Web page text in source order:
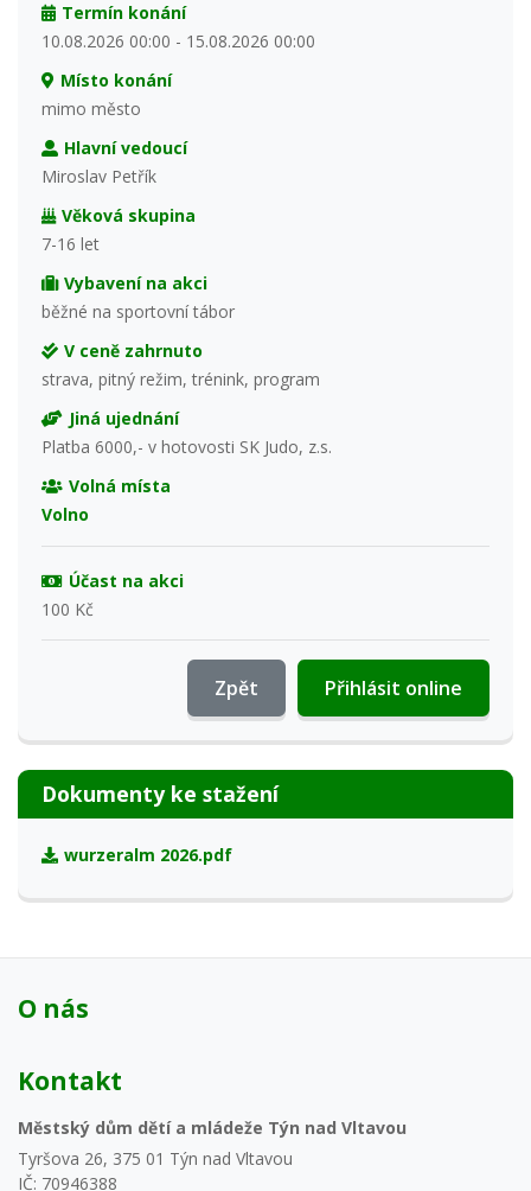
Termín konání
10.08.2026 00:00 - 15.08.2026 00:00
Místo konání
mimo město
Hlavní vedoucí
Miroslav Petřík
Věková skupina
7-16 let
Vybavení na akci
běžné na sportovní tábor
V ceně zahrnuto
strava, pitný režim, trénink, program
Jiná ujednání
Platba 6000,- v hotovosti SK Judo, z.s.
Volná místa
Volno
Účast na akci
100 Kč
Přihlásit online
Zpět
Dokumenty ke stažení
wurzeralm 2026.pdf
O nás
Kontakt
Městský dům dětí a mládeže Týn nad Vltavou
Tyršova 26, 375 01 Týn nad Vltavou
IČ: 70946388